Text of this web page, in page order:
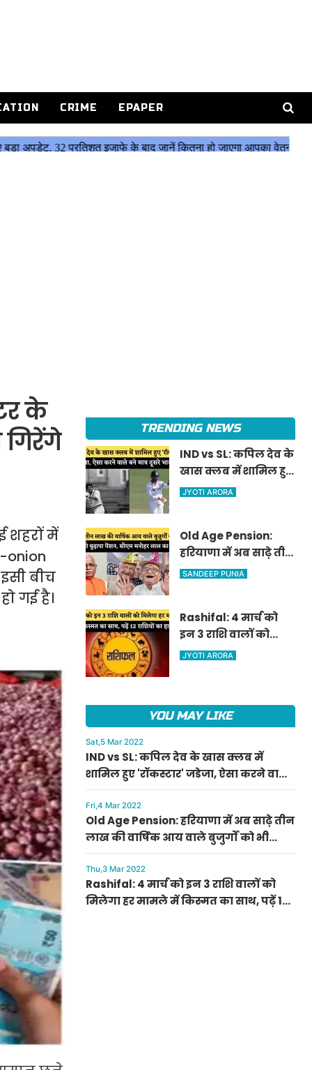
CRIME EPAPER
के
शहरों में
onion
बीच
गई है।
TRENDING NEWS
IND vs SL: कपिल देव के
खास क्लब में शामिल हुए
'रॉकस्टार' जडेजा, ऐसा
JYOTI ARORA
Old Age Pension:
हरियाणा में अब साढ़े तीन
लाख की वार्षिक आय
सीएम मनोहर लाल का
ऐलान
SANDEEP PUNIA
Rashifal: 4 मार्च को
इन 3 राशि वालों को
मिलेगा हर मामले में
JYOTI ARORA
YOU MAY LIKE
Sat,5 Mar 2022
IND vs SL: कपिल देव के खास क्लब में
शामिल हुए 'रॉकस्टार' जडेजा, ऐसा करने वाले
बने मात्र दूसरे भारतीय
Fri,4 Mar 2022
Old Age Pension: हरियाणा में अब साढ़े तीन
लाख की वार्षिक आय वाले बुजुर्गों को भी
मिलेगी बुढ़ापा पेंशन, सीएम मनोहर लाल का
ऐलान
Thu,3 Mar 2022
Rashifal: 4 मार्च को इन 3 राशि वालों को
मिलेगा हर मामले में किस्मत का साथ, पढ़ें 12